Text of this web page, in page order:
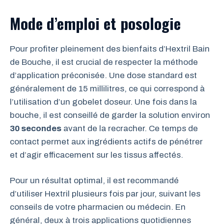
Mode d’emploi et posologie
Pour profiter pleinement des bienfaits d’Hextril Bain
de Bouche, il est crucial de respecter la méthode
d’application préconisée. Une dose standard est
généralement de 15 millilitres, ce qui correspond à
l’utilisation d’un gobelet doseur. Une fois dans la
bouche, il est conseillé de garder la solution environ
30 secondes avant de la recracher. Ce temps de
contact permet aux ingrédients actifs de pénétrer
et d’agir efficacement sur les tissus affectés.
Pour un résultat optimal, il est recommandé
d’utiliser Hextril plusieurs fois par jour, suivant les
conseils de votre pharmacien ou médecin. En
général, deux à trois applications quotidiennes